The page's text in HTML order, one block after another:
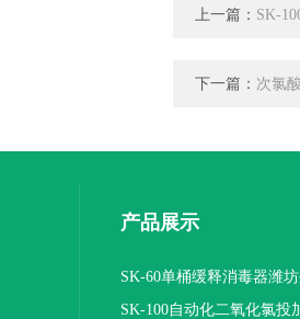
上一篇： SK-
下一篇： 次氯
产品展示
SK-60单桶缓释消毒器潍
SK-100自动化二氧化氯投